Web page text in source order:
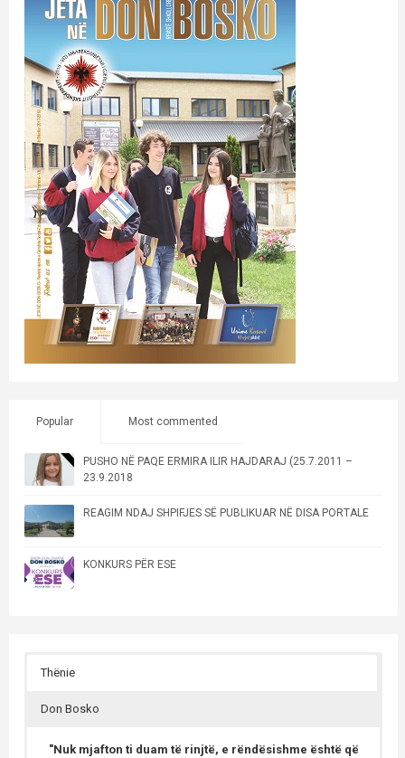
Popular Most commented
PUSHO NË PAQE ERMIRA ILIR HAJDARAJ (25.7.2011 –
23.9.2018
REAGIM NDAJ SHPIFJES SË PUBLIKUAR NË DISA PORTALE
KONKURS PËR ESE
Thënie
Don Bosko
"Nuk mjafton ti duam të rinjtë, e rëndësishme është që